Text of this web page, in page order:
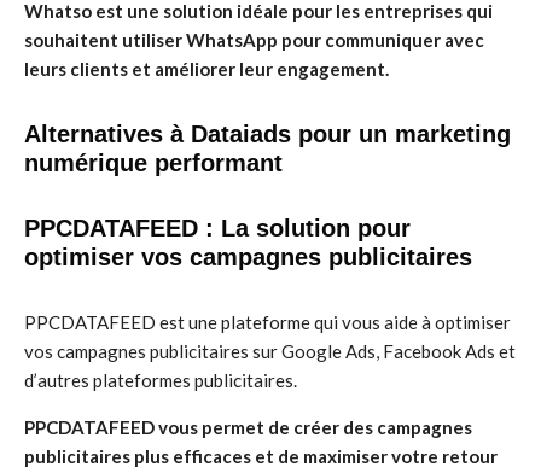
Whatso est une solution idéale pour les entreprises qui
souhaitent utiliser WhatsApp pour communiquer avec
leurs clients et améliorer leur engagement.
Alternatives à Dataiads pour un marketing
numérique performant
PPCDATAFEED : La solution pour
optimiser vos campagnes publicitaires
PPCDATAFEED est une plateforme qui vous aide à optimiser
vos campagnes publicitaires sur Google Ads, Facebook Ads et
d’autres plateformes publicitaires.
PPCDATAFEED vous permet de créer des campagnes
publicitaires plus efficaces et de maximiser votre retour